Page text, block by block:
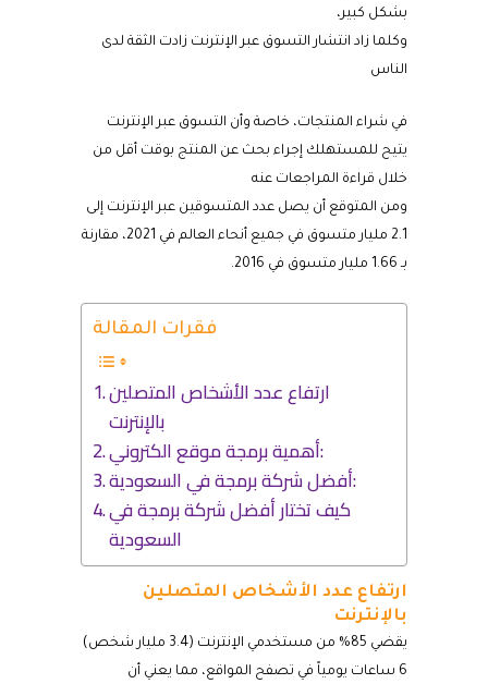
بشكل كبير،
وكلما زاد انتشار التسوق عبر الإنترنت زادت الثقة لدى
الناس
في شراء المنتجات، خاصة وأن التسوق عبر الإنترنت
يتيح للمستهلك إجراء بحث عن المنتج بوقت أقل من
خلال قراءة المراجعات عنه
ومن المتوقع أن يصل عدد المتسوقين عبر الإنترنت إلى
2.1 مليار متسوق في جميع أنحاء العالم في 2021، مقارنة
بـ 1.66 مليار متسوق في 2016.
فقرات المقالة
ارتفاع عدد الأشخاص المتصلين
بالإنترنت
أهمية برمجة موقع الكتروني:
أفضل شركة برمجة في السعودية:
كيف تختار أفضل شركة برمجة في
السعودية
ارتفاع عدد الأشخاص المتصلين
بالإنترنت
يقضي 85% من مستخدمي الإنترنت (3.4 مليار شخص)
6 ساعات يومياً في تصفح المواقع، مما يعني أن